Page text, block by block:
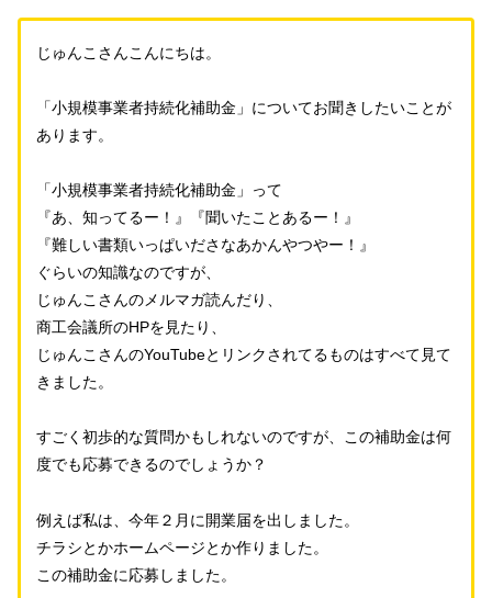
じゅんこさんこんにちは。
「小規模事業者持続化補助金」についてお聞きしたいことが
あります。
「小規模事業者持続化補助金」って
『あ、知ってるー！』『聞いたことあるー！』
『難しい書類いっぱいださなあかんやつやー！』
ぐらいの知識なのですが、
じゅんこさんのメルマガ読んだり、
商工会議所のHPを見たり、
じゅんこさんのYouTubeとリンクされてるものはすべて見て
きました。
すごく初歩的な質問かもしれないのですが、この補助金は何
度でも応募できるのでしょうか？
例えば私は、今年２月に開業届を出しました。
チラシとかホームページとか作りました。
この補助金に応募しました。